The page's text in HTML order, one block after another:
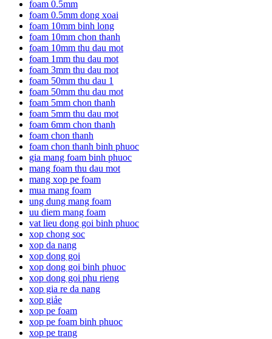
foam 0.5mm
foam 0.5mm dong xoai
foam 10mm binh long
foam 10mm chon thanh
foam 10mm thu dau mot
foam 1mm thu dau mot
foam 3mm thu dau mot
foam 50mm thu dau 1
foam 50mm thu dau mot
foam 5mm chon thanh
foam 5mm thu dau mot
foam 6mm chon thanh
foam chon thanh
foam chon thanh binh phuoc
gia mang foam binh phuoc
mang foam thu dau mot
mang xop pe foam
mua mang foam
ung dung mang foam
uu diem mang foam
vat lieu dong goi binh phuoc
xop chong soc
xop da nang
xop dong goi
xop dong goi binh phuoc
xop dong goi phu rieng
xop gia re da nang
xop giảe
xop pe foam
xop pe foam binh phuoc
xop pe trang